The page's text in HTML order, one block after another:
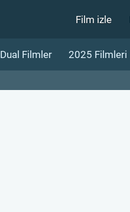
Film izle
Dual Filmler 2025 Filmleri